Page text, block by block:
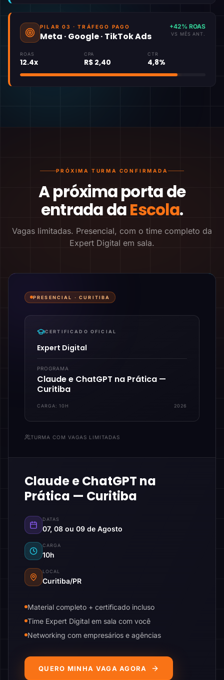
PILAR 03 · TRÁFEGO PAGO
Meta · Google · TikTok Ads
+42% ROAS
VS MÊS ANT.
ROAS
12.4x
CPA
R$ 2,40
CTR
4,8%
PRÓXIMA TURMA CONFIRMADA
A próxima porta de
entrada daEscola.
Vagas limitadas. Presencial, com o time completo da
Expert Digital em sala.
PRESENCIAL ·CURITIBA
CERTIFICADO OFICIAL
Expert Digital
PROGRAMA
Claude e ChatGPT na Prática —
Curitiba
CARGA:10H 2026
TURMA COM VAGAS LIMITADAS
Claude e ChatGPT na
Prática — Curitiba
DATAS
07, 08 ou 09 de Agosto
CARGA
10h
LOCAL
Curitiba/PR
Material completo + certificado incluso
Time Expert Digital em sala com você
Networking com empresários e agências
QUERO MINHA VAGA AGORA